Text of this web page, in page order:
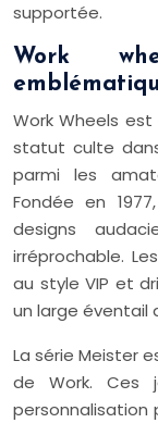
supportée.
Work
Work Wheels
statut culte
parmi les
Fondée en
designs
irréprochable.
au style VIP et
un large éventail
La série Meister
de Work. Ces
personnalisation